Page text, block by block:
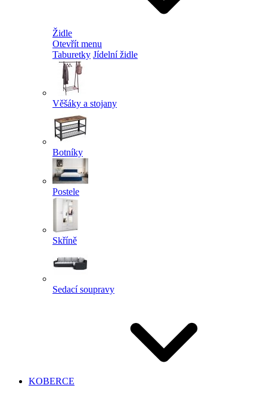
Židle
Otevřít menu
Taburetky Jídelní židle
Věšáky a stojany
Botníky
Postele
Skříně
Sedací soupravy
KOBERCE